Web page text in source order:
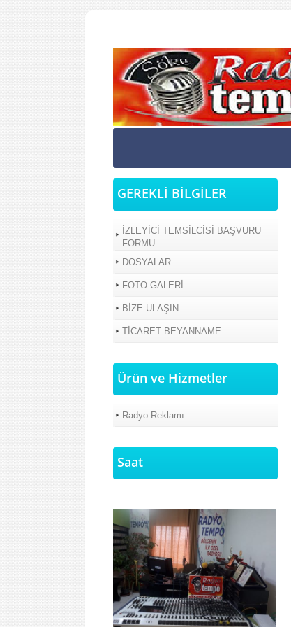
GEREKLİ BİLGİLER
İZLEYİCİ TEMSİLCİSİ BAŞVURU
FORMU
DOSYALAR
FOTO GALERİ
BİZE ULAŞIN
TİCARET BEYANNAME
Ürün ve Hizmetler
Radyo Reklamı
Saat